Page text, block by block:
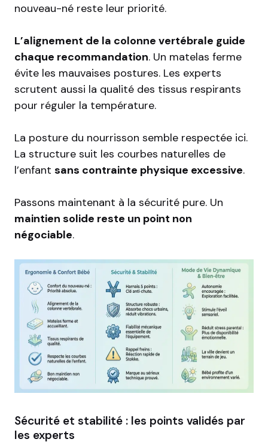
nouveau-né reste leur priorité.
L’alignement de la colonne vertébrale guide
chaque recommandation. Un matelas ferme
évite les mauvaises postures. Les experts
scrutent aussi la qualité des tissus respirants
pour réguler la température.
La posture du nourrisson semble respectée ici.
La structure suit les courbes naturelles de
l’enfant sans contrainte physique excessive.
Passons maintenant à la sécurité pure. Un
maintien solide reste un point non
négociable.
Sécurité et stabilité : les points validés par
les experts